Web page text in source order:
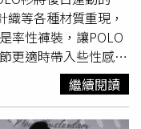
等各種材質重現，
率性褲裝，讓POLO
更適時帶入些性感氛
（圖／品牌提供）＃
裝，不管是連帽設
成為伸展台上的精彩
繼續閱讀